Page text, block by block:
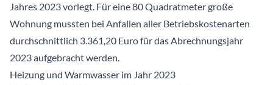
Jahres 2023 vorlegt. Für eine 80 Quadratmeter große
Wohnung mussten bei Anfallen aller Betriebskostenarten
durchschnittlich 3.361,20 Euro für das Abrechnungsjahr
2023 aufgebracht werden.
Heizung und Warmwasser im Jahr 2023